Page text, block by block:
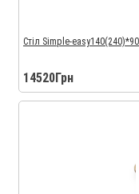
Стіл Simple-
14520Грн